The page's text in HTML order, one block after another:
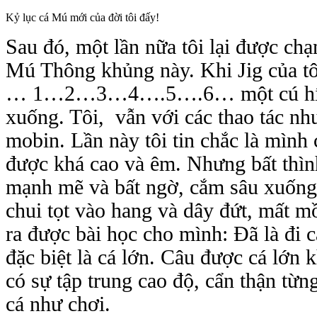
Kỷ lục cá Mú mới của đời tôi đấy!
Sau đó, một lần nữa tôi lại được
Mú Thông khủng này. Khi Jig của
… 1…2…3…4….5….6… một cú hít
xuống. Tôi, vẫn với các thao tác
mobin. Lần này tôi tin chắc là mình
được khá cao và êm. Nhưng bất
mạnh mẽ và bất ngờ, cắm sâu
chui tọt vào hang và dây đứt, mất
ra được bài học cho mình: Đã là đi
đặc biệt là cá lớn. Câu được cá lớn
có sự tập trung cao độ, cẩn thận
cá như chơi.